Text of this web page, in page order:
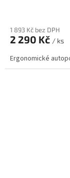
1 893 Kč bez DPH
2 290 Kč / ks
Ergonomické